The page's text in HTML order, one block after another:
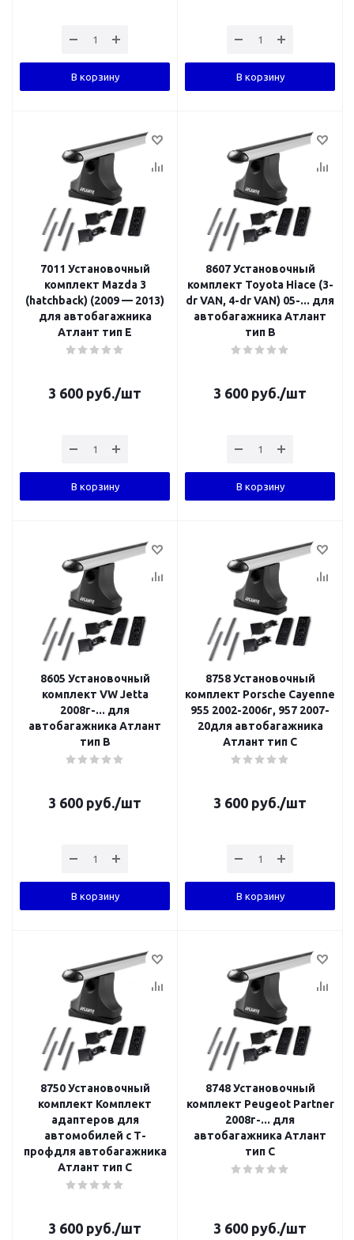
В корзину В корзину
7011 Установочный
комплект Mazda 3
(hatchback) (2009 — 2013)
для автобагажника
Атлант тип E
3 600 руб./шт
В корзину
8607 Установочный
комплект Toyota Hiace (3-
dr VAN, 4-dr VAN) 05-... для
автобагажника Атлант
тип B
3 600 руб./шт
В корзину
8605 Установочный
комплект VW Jetta
2008г-... для
автобагажника Атлант
тип B
3 600 руб./шт
В корзину
8758 Установочный
комплект Porsche Cayenne
955 2002-2006г, 957 2007-
20для автобагажника
Атлант тип C
3 600 руб./шт
В корзину
8750 Установочный
комплект Комплект
адаптеров для
автомобилей с Т-
профдля автобагажника
Атлант тип C
3 600 руб./шт
8748 Установочный
комплект Peugeot Partner
2008г-... для
автобагажника Атлант
тип C
3 600 руб./шт